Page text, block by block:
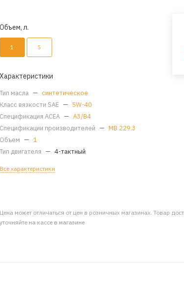
Объем, л.
1 5
Характеристики
Тип масла — синтетическое
Класс вязкости SAE — 5W-40
Спецификация ACEA — A3/B4
Спецификации производителей — MB 229.3
Объем — 1
Тип двигателя — 4-тактный
Все характеристики
Цена может отличаться от цен в розничных магазинах. Товар
уточняйте на кассе в магазине